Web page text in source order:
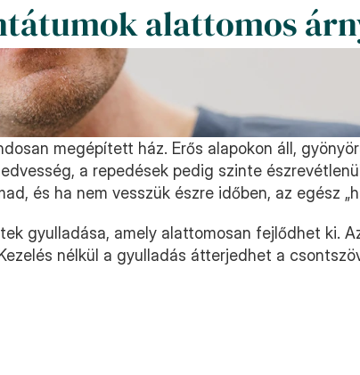
alattomos
megépített ház. Erős alapokon áll,
a repedések pedig szinte
és ha nem vesszük észre időben, az egész
gyulladása, amely alattomosan fejlődhet ki.
nélkül a gyulladás átterjedhet a